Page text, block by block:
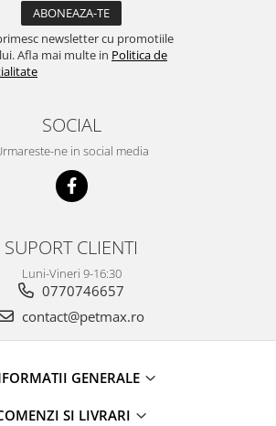
newsletter cu promotiile
Afla mai multe in Politica de
SOCIAL
ne in social media
SUPORT CLIENTI
Luni-Vineri 9-16:30
0770746657
contact@petmax.ro
GENERALE
SI LIVRARI